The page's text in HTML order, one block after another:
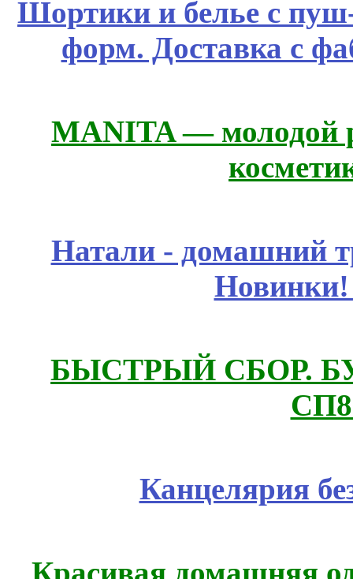
Шортики и белье с
форм. Доставка с
MANITA — молодой
Натали - домашний
БЫСТРЫЙ СБОР.
Канцелярия
Красивая домашняя